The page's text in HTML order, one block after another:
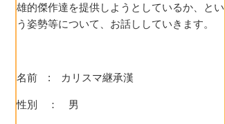
雄的傑作達を提供しようとしているか、とい
う姿勢等について、お話ししていきます。
名前 : カリスマ継承漢
性別 ： 男